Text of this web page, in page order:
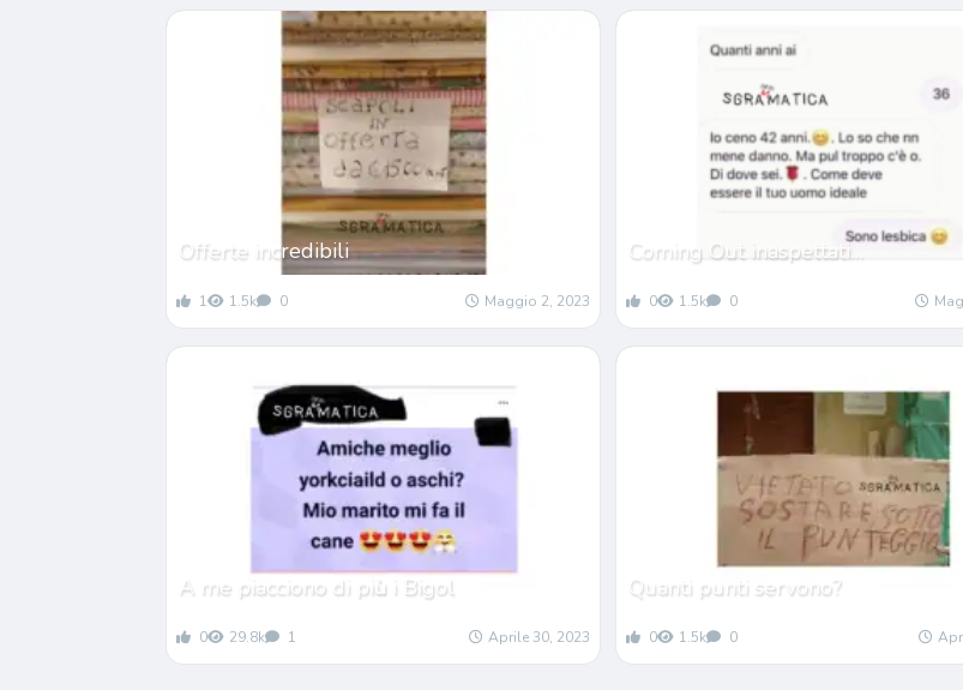
Offerte incredibili
1 1.5k 0 Maggio 2, 2023
Coming Out inaspettati…
0 1.5k 0
A me piacciono di più i Bigol
0 29.8k 1 Aprile 30, 2023
Quanti punti servono?
0 1.5k 0